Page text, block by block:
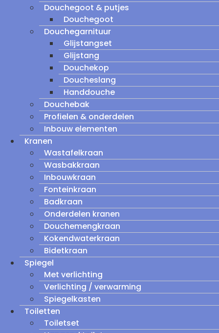
Douchegoot & putjes
Douchegoot
Douchegarnituur
Glijstangset
Glijstang
Douchekop
Doucheslang
Handdouche
Douchebak
Profielen & onderdelen
Inbouw elementen
Kranen
Wastafelkraan
Wasbakkraan
Inbouwkraan
Fonteinkraan
Badkraan
Onderdelen kranen
Douchemengkraan
Kokendwaterkraan
Bidetkraan
Spiegel
Met verlichting
Verlichting / verwarming
Spiegelkasten
Toiletten
Toiletset